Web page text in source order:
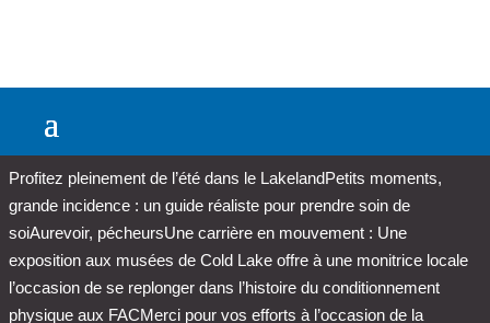
Profitez pleinement de l’été dans le LakelandPetits moments,
grande incidence : un guide réaliste pour prendre soin de
soiAurevoir, pécheursUne carrière en mouvement : Une
exposition aux musées de Cold Lake offre à une monitrice locale
l’occasion de se replonger dans l’histoire du conditionnement
physique aux FACMerci pour vos efforts à l’occasion de la